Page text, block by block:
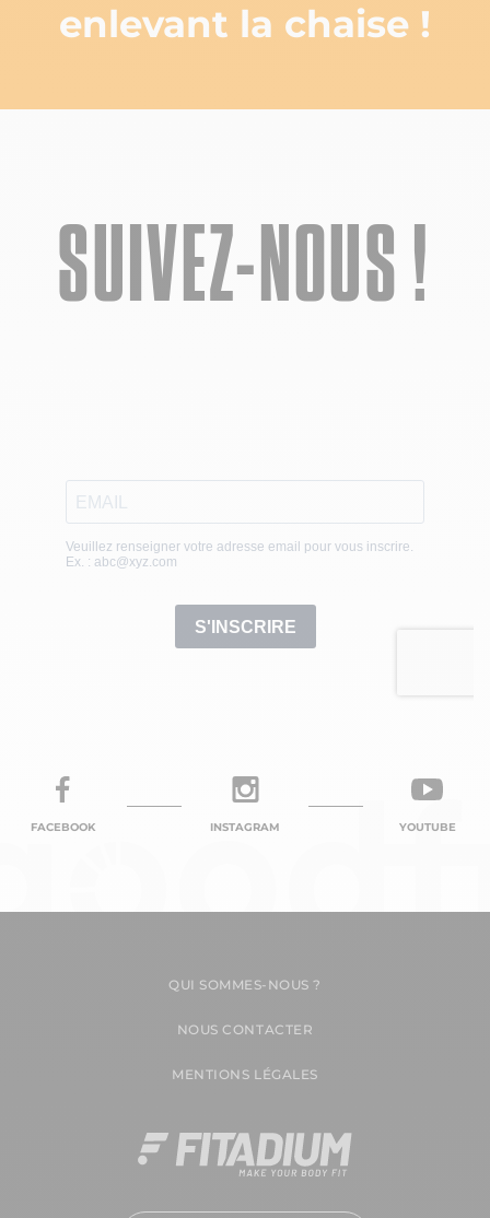
enlevant la chaise !
SUIVEZ-NOUS !
FACEBOOK INSTAGRAM YOUTUBE
QUI SOMMES-NOUS ?
NOUS CONTACTER
MENTIONS LÉGALES